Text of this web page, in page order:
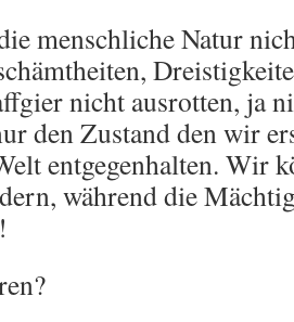
menschliche Natur
nicht ausrotten, ja
den Zustand den wir
entgegenhalten. Wir
während die